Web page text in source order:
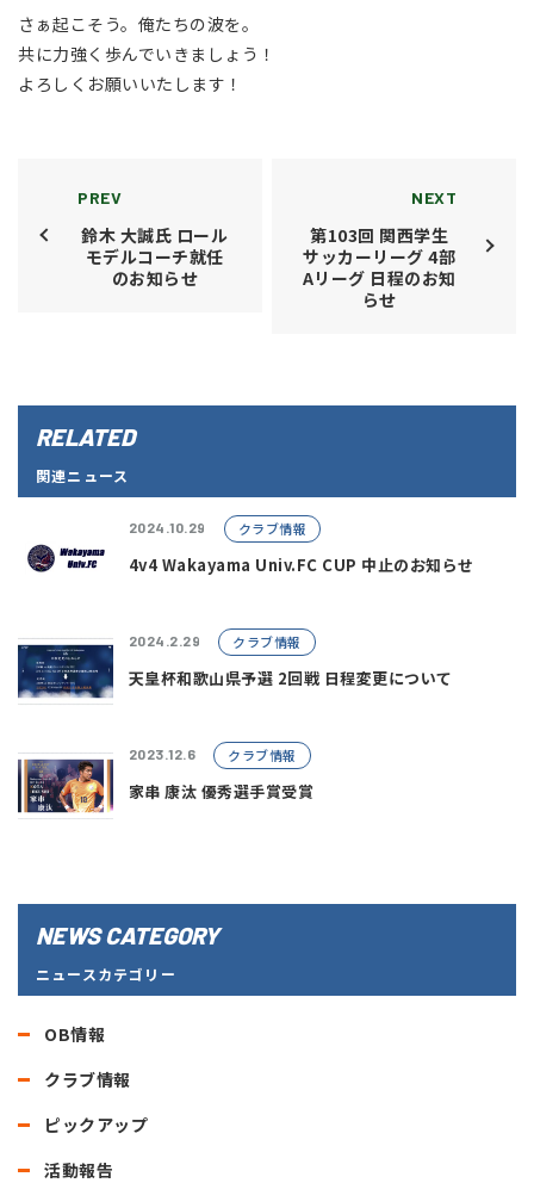
さぁ起こそう。俺たちの波を。
共に力強く歩んでいきましょう！
よろしくお願いいたします！
PREV
鈴木 大誠氏 ロール
モデルコーチ就任
のお知らせ
NEXT
第103回 関西学生
サッカーリーグ 4部
Aリーグ 日程のお知
らせ
RELATED
関連ニュース
2024.10.29 クラブ情報
4v4 Wakayama Univ.FC CUP 中止のお知らせ
2024.2.29 クラブ情報
天皇杯和歌山県予選 2回戦 日程変更について
2023.12.6 クラブ情報
家串 康汰 優秀選手賞受賞
NEWS CATEGORY
ニュースカテゴリー
OB情報
クラブ情報
ピックアップ
活動報告